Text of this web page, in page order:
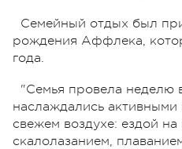
Семейный отдых был
рождения Аффлека,
года.
"Семья провела неделю
наслаждались
свежем воздухе: ездой на
скалолазанием,